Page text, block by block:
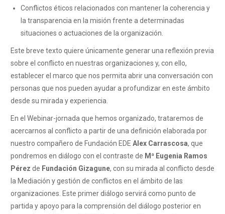
Conflictos éticos relacionados con mantener la coherencia y
la transparencia en la misión frente a determinadas
situaciones o actuaciones de la organización.
Este breve texto quiere únicamente generar una reflexión previa
sobre el conflicto en nuestras organizaciones y, con ello,
establecer el marco que nos permita abrir una conversación con
personas que nos pueden ayudar a profundizar en este ámbito
desde su mirada y experiencia.
En el Webinar-jornada que hemos organizado, trataremos de
acercarnos al conflicto a partir de una definición elaborada por
nuestro compañero de Fundación EDE Alex Carrascosa, que
pondremos en diálogo con el contraste de Mª Eugenia Ramos
Pérez de Fundación Gizagune, con su mirada al conflicto desde
la Mediación y gestión de conflictos en el ámbito de las
organizaciones. Este primer diálogo servirá como punto de
partida y apoyo para la comprensión del diálogo posterior en